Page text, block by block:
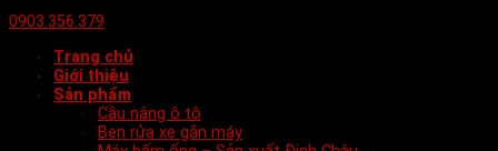
0903.356.379
Trang chủ
Giới thiệu
Sản phẩm
Cầu nâng ô tô
Ben rửa xe gắn máy